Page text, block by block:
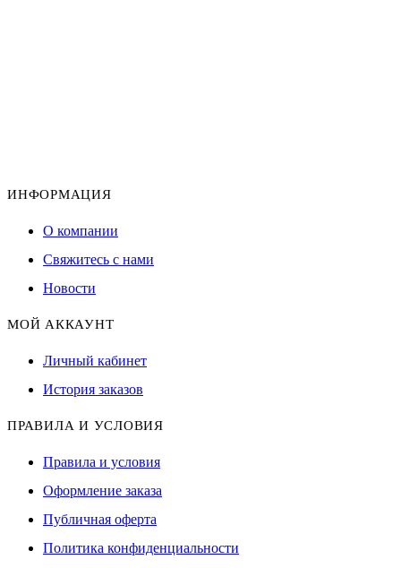
ИНФОРМАЦИЯ
О компании
Свяжитесь с нами
Новости
МОЙ АККАУНТ
Личный кабинет
История заказов
ПРАВИЛА И УСЛОВИЯ
Правила и условия
Оформление заказа
Публичная оферта
Политика конфиденциальности